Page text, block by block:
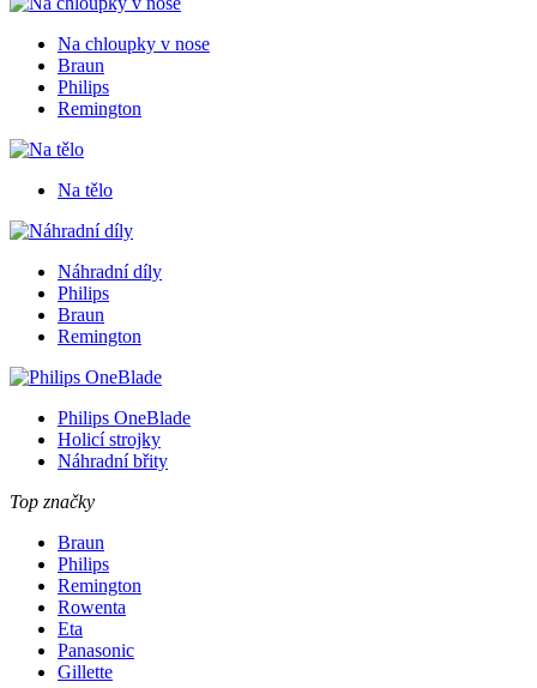
Na chloupky v nose
Braun
Philips
Remington
Na tělo
Náhradní díly
Philips
Braun
Remington
Philips OneBlade
Holicí strojky
Náhradní břity
Top značky
Braun
Philips
Remington
Rowenta
Eta
Panasonic
Gillette